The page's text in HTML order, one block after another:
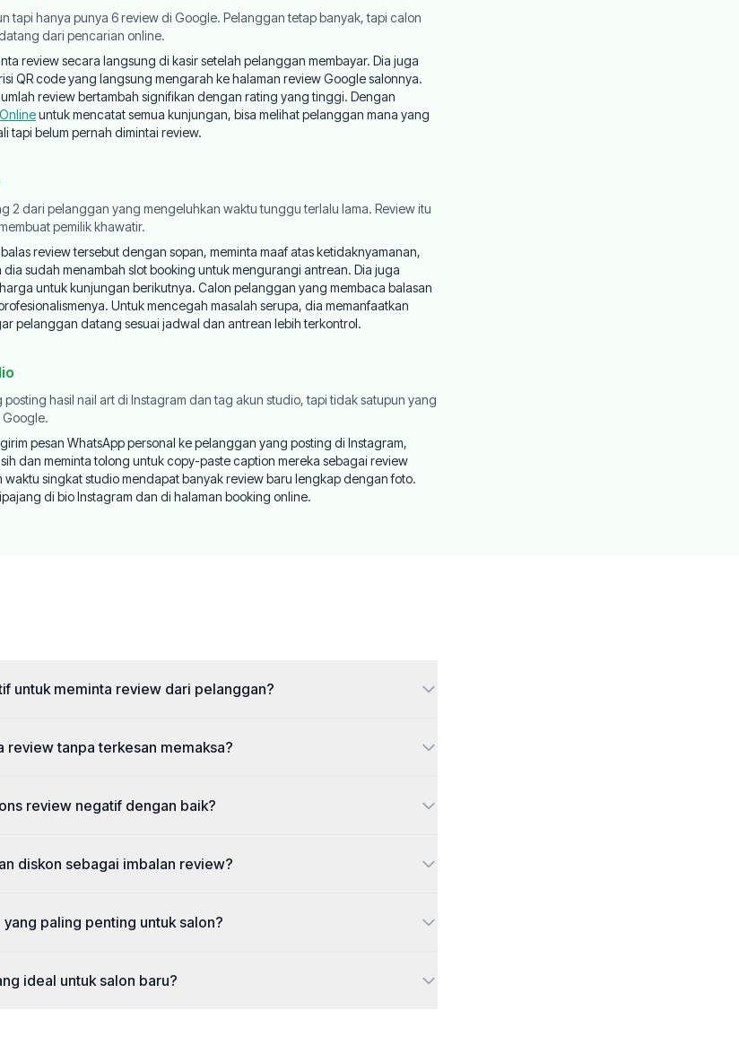
tapi hanya punya 6 review di Google. Pelanggan tetap banyak, tapi calon
dari pencarian online.
review secara langsung di kasir setelah pelanggan membayar. Dia juga
QR code yang langsung mengarah ke halaman review Google salonnya.
review bertambah signifikan dengan rating yang tinggi. Dengan
untuk mencatat semua kunjungan, bisa melihat pelanggan mana yang
tapi belum pernah dimintai review.
2 dari pelanggan yang mengeluhkan waktu tunggu terlalu lama. Review itu
pemilik khawatir.
review tersebut dengan sopan, meminta maaf atas ketidaknyamanan,
sudah menambah slot booking untuk mengurangi antrean. Dia juga
untuk kunjungan berikutnya. Calon pelanggan yang membaca balasan
Untuk mencegah masalah serupa, dia memanfaatkan
pelanggan datang sesuai jadwal dan antrean lebih terkontrol.
hasil nail art di Instagram dan tag akun studio, tapi tidak satupun yang
pesan WhatsApp personal ke pelanggan yang posting di Instagram,
dan meminta tolong untuk copy-paste caption mereka sebagai review
waktu singkat studio mendapat banyak review baru lengkap dengan foto.
di bio Instagram dan di halaman booking online.
untuk meminta review dari pelanggan?
review tanpa terkesan memaksa?
review negatif dengan baik?
diskon sebagai imbalan review?
paling penting untuk salon?
ideal untuk salon baru?